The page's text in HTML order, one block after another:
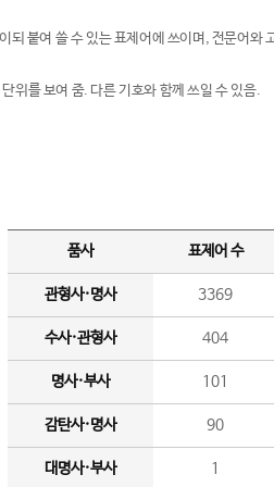
붙여 쓸 수 있는 표제어에 쓰이며, 전문어와
위를 보여 줌. 다른 기호와 함께 쓰일 수 있음.
품사 표제어 수
관형사·명사 3369
수사·관형사 404
명사·부사 101
감탄사·명사 90
대명사·부사 1